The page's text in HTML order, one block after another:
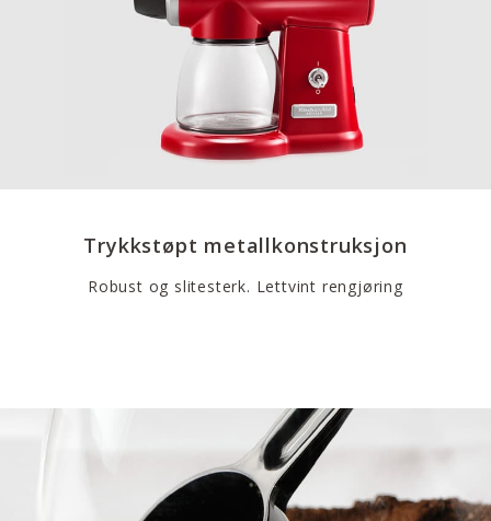
Trykkstøpt metallkonstruksjon
Robust og slitesterk. Lettvint rengjøring